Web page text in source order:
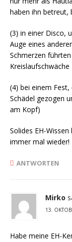
haben ihn betreut,
(3) in einer Disco,
Auge eines
Schmerzen
Kreislaufschwäche
(4) bei einem
Schädel gezogen
am Kopf)
Solides EH-
immer mal wieder!
ANTWORTEN
Mirko
13.
Habe meine EH-